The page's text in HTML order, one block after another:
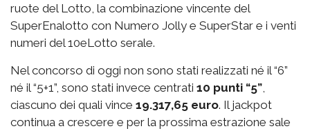
ruote del Lotto, la combinazione vincente del
SuperEnalotto con Numero Jolly e SuperStar e i venti
numeri del 10eLotto serale.
Nel concorso di oggi non sono stati realizzati né il “6”
né il “5+1”, sono stati invece centrati 10 punti “5”
ciascuno dei quali vince 19.317,65 euro. Il jackpot
continua a crescere e per la prossima estrazione sale